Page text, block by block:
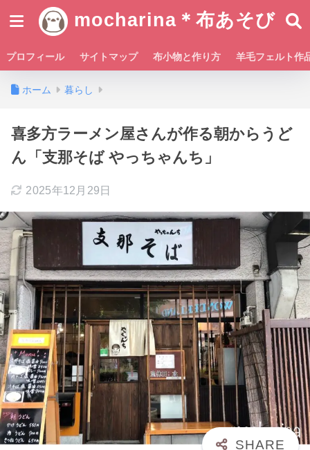
mocharina＊布あそび
プロフィール サイトマップ 布小物と作り方 羊毛フェルト作
ホーム 暮らし
喜多方ラーメン屋さんが作る朝からうど
ん「支那そば やっちゃんち」
2025年12月29日